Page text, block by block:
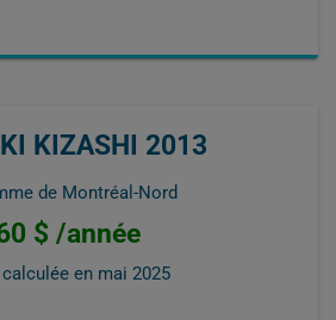
KIZASHI 2013
de Montréal-Nord
$ /année
en mai 2025